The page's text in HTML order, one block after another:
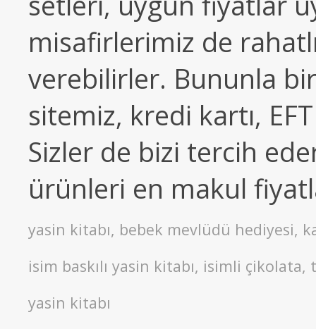
misafirlerimiz de
verebilirler. Bununla
sitemiz, kredi kartı,
Sizler de bizi tercih
ürünleri en makul
yasin kitabı, bebek mevlüdü hediyesi,
isim baskılı yasin kitabı, isimli
yasin kitabı